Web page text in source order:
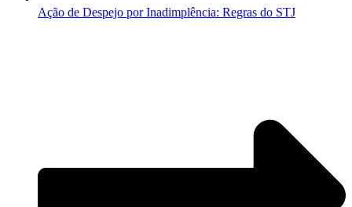
Ação de Despejo por Inadimplência: Regras do STJ